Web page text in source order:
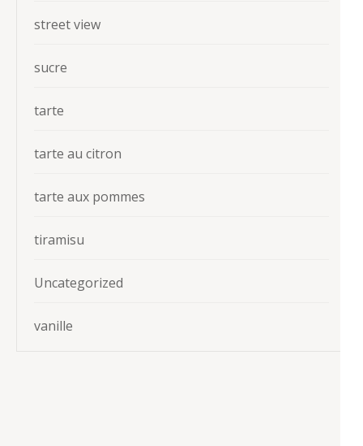
street view
sucre
tarte
tarte au citron
tarte aux pommes
tiramisu
Uncategorized
vanille